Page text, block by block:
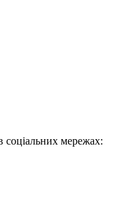
мережах: